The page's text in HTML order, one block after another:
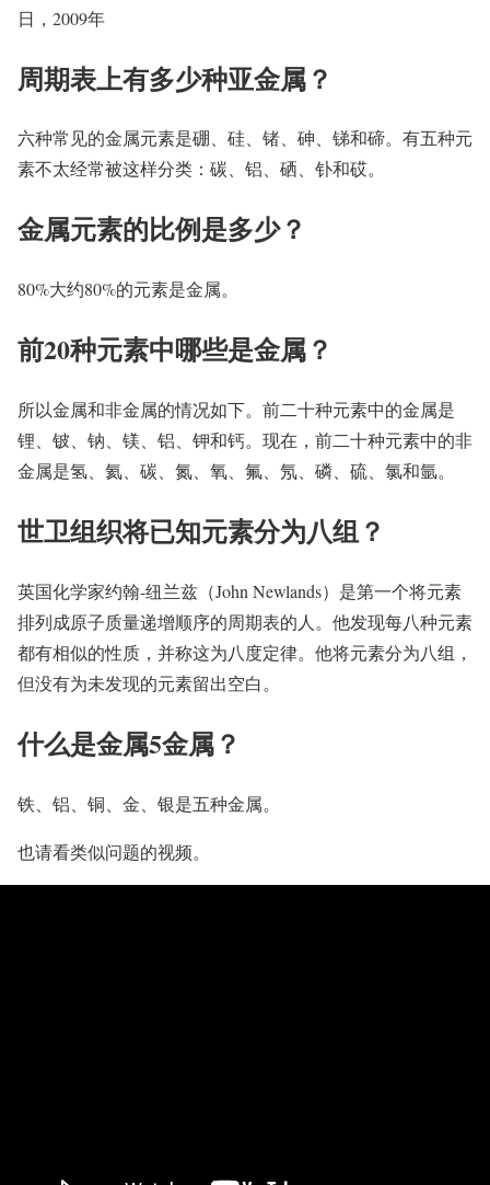
日，2009年
周期表上有多少种亚金属？
六种常见的金属元素是硼、硅、锗、砷、锑和碲。有五种元
素不太经常被这样分类：碳、铝、硒、钋和砹。
金属元素的比例是多少？
80%大约80%的元素是金属。
前20种元素中哪些是金属？
所以金属和非金属的情况如下。前二十种元素中的金属是
锂、铍、钠、镁、铝、钾和钙。现在，前二十种元素中的非
金属是氢、氦、碳、氮、氧、氟、氖、磷、硫、氯和氩。
世卫组织将已知元素分为八组？
英国化学家约翰-纽兰兹（John Newlands）是第一个将元素
排列成原子质量递增顺序的周期表的人。他发现每八种元素
都有相似的性质，并称这为八度定律。他将元素分为八组，
但没有为未发现的元素留出空白。
什么是金属5金属？
铁、铝、铜、金、银是五种金属。
也请看类似问题的视频。